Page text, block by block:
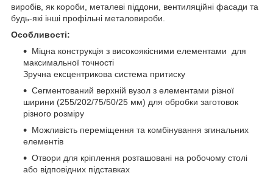
виробів, як короби, металеві піддони, вентиляційні фасади та
будь-які інші профільні металовироби.
Особливості:
Міцна конструкція з високоякісними елементами для
максимальної точності
Зручна ексцентрикова система притиску
Сегментований верхній вузол з елементами різної
ширини (255/202/75/50/25 мм) для обробки заготовок
різного розміру
Можливість переміщення та комбінування згинальних
елементів
Отвори для кріплення розташовані на робочому столі
або відповідних підставках